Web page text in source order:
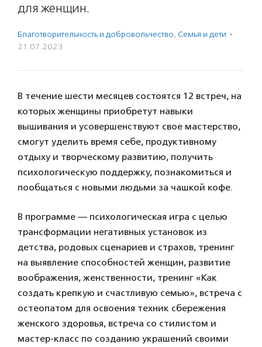
для женщин.
Благотвори­тель­ность и доброволь­чест­во, Семья и дети ·
21.07.2023
В течение шести месяцев состоятся 12 встреч, на
которых женщины приобретут навыки
вышивания и усовершенствуют свое мастерство,
смогут уделить время себе, продуктивному
отдыху и творческому развитию, получить
психологическую поддержку, познакомиться и
пообщаться с новыми людьми за чашкой кофе.
В программе — психологическая игра с целью
трансформации негативных установок из
детства, родовых сценариев и страхов, тренинг
на выявление способностей женщин, развитие
воображения, женственности, тренинг «Как
создать крепкую и счастливую семью», встреча с
остеопатом для освоения техник сбережения
женского здоровья, встреча со стилистом и
мастер-класс по созданию украшений своими